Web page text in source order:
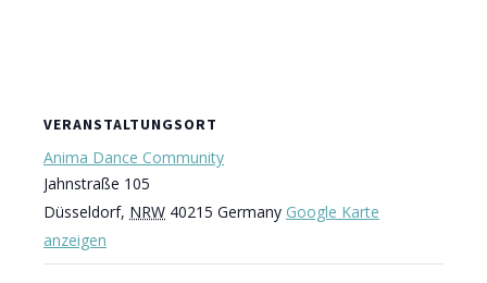
VERANSTALTUNGSORT
Anima Dance Community
Jahnstraße 105
Düsseldorf, NRW 40215 Germany Google Karte
anzeigen